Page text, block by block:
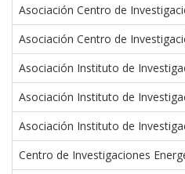
Asociación Centro de
Asociación Centro de
Asociación Instituto de
Asociación Instituto de
Asociación Instituto de
Centro de Investigaciones